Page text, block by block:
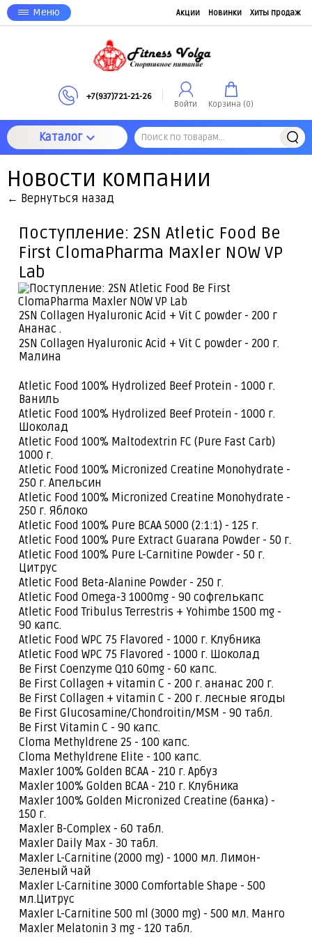
Меню Акции Новинки Хиты продаж
+7(937)721-21-26
Войти Корзина (0)
Каталог
Новости компании
← Вернуться назад
Поступление: 2SN Atletic Food Be
First ClomaPharma Maxler NOW VP
Lab
2SN Collagen Hyaluronic Acid + Vit C powder - 200 г
Ананас .
2SN Collagen Hyaluronic Acid + Vit C powder - 200 г.
Малина
Atletic Food 100% Hydrolized Beef Protein - 1000 г.
Ваниль
Atletic Food 100% Hydrolized Beef Protein - 1000 г.
Шоколад
Atletic Food 100% Maltodextrin FC (Pure Fast Carb)
1000 г.
Atletic Food 100% Micronized Creatine Monohydrate -
250 г. Апельсин
Atletic Food 100% Micronized Creatine Monohydrate -
250 г. Яблоко
Atletic Food 100% Pure BCAA 5000 (2:1:1) - 125 г.
Atletic Food 100% Pure Extract Guarana Powder - 50 г.
Atletic Food 100% Pure L-Carnitine Powder - 50 г.
Цитрус
Atletic Food Beta-Alanine Powder - 250 г.
Atletic Food Omega-3 1000mg - 90 софгелькапс
Atletic Food Tribulus Terrestris + Yohimbe 1500 mg -
90 капс.
Atletic Food WPC 75 Flavored - 1000 г. Клубника
Atletic Food WPC 75 Flavored - 1000 г. Шоколад
Be First Coenzyme Q10 60mg - 60 капс.
Be First Collagen + vitamin C - 200 г. ананас 200 г.
Be First Collagen + vitamin C - 200 г. лесные ягоды
Be First Glucosamine/Chondroitin/MSM - 90 табл.
Be First Vitamin C - 90 капс.
Cloma Methyldrene 25 - 100 капс.
Cloma Methyldrene Elite - 100 капс.
Maxler 100% Golden BCAA - 210 г. Арбуз
Maxler 100% Golden BCAA - 210 г. Клубника
Maxler 100% Golden Micronized Creatine (банка) -
150 г.
Maxler B-Complex - 60 табл.
Maxler Daily Max - 30 табл.
Maxler L-Carnitine (2000 mg) - 1000 мл. Лимон-
Зеленый чай
Maxler L-Carnitine 3000 Comfortable Shape - 500
мл.Цитрус
Maxler L-Carnitine 500 ml (3000 mg) - 500 мл. Манго
Maxler Melatonin 3 mg - 120 табл.